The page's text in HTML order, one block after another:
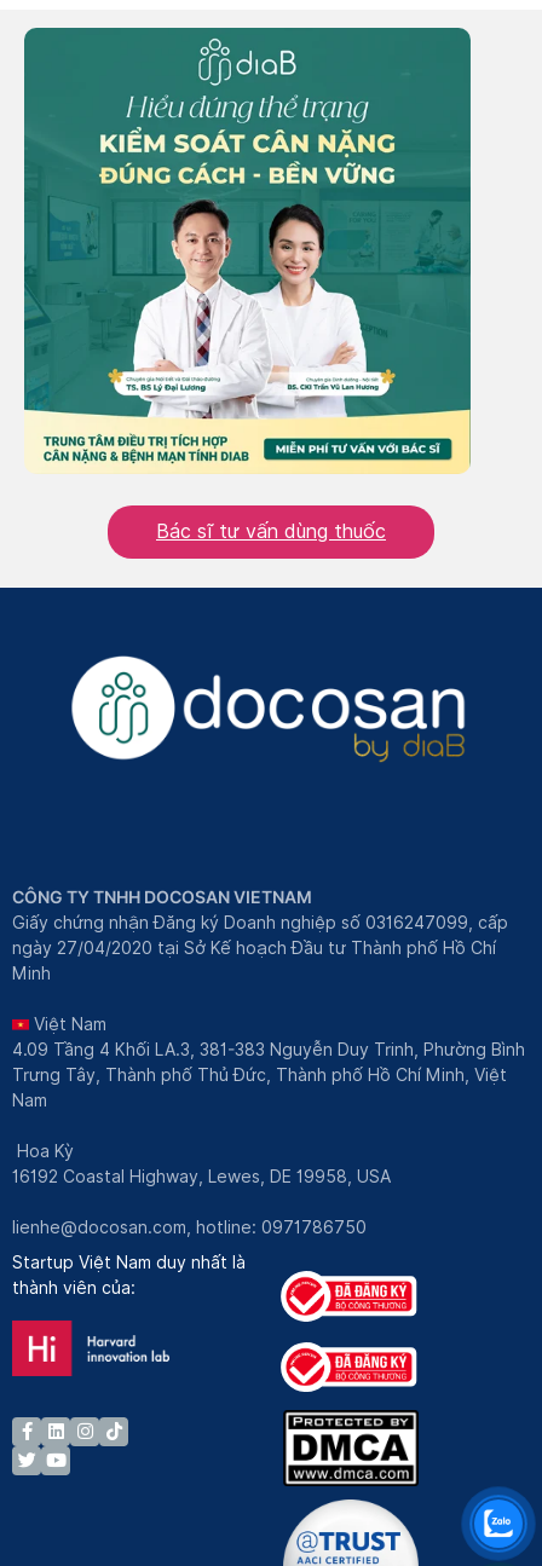
Bác sĩ tư vấn dùng thuốc
CÔNG TY TNHH DOCOSAN VIETNAM
Giấy chứng nhận Đăng ký Doanh nghiệp số 0316247099, cấp
ngày 27/04/2020 tại Sở Kế hoạch Đầu tư Thành phố Hồ Chí
Minh
Việt Nam
4.09 Tầng 4 Khối LA.3, 381-383 Nguyễn Duy Trinh, Phường Bình
Trưng Tây, Thành phố Thủ Đức, Thành phố Hồ Chí Minh, Việt
Nam
Hoa Kỳ
16192 Coastal Highway, Lewes, DE 19958, USA
lienhe@docosan.com , hotline: 0971786750
Startup Việt Nam duy nhất là
thành viên của: